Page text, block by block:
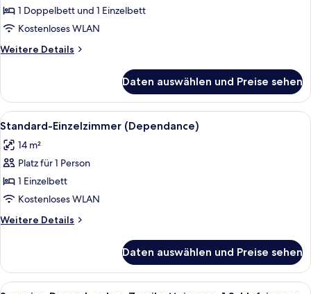
1 Doppelbett und 1 Einzelbett
Kostenloses WLAN
Weitere Details
Weitere
Dreibettzimmer
Daten auswählen und Preise sehen
Alle
Fotos
für
Standard-
Einzelzimmer
(Dependance)
anzeigen
Ein Hotelzimmer mit einem Bett,
4
Standard-Einzelzimmer (Dependance)
14 m²
Platz für 1 Person
1 Einzelbett
Kostenloses WLAN
Weitere Details
Weitere
Einzelzimmer
(Dependance)
Daten auswählen und Preise sehen
Alle
Ein modernes Schlafzimmer mit